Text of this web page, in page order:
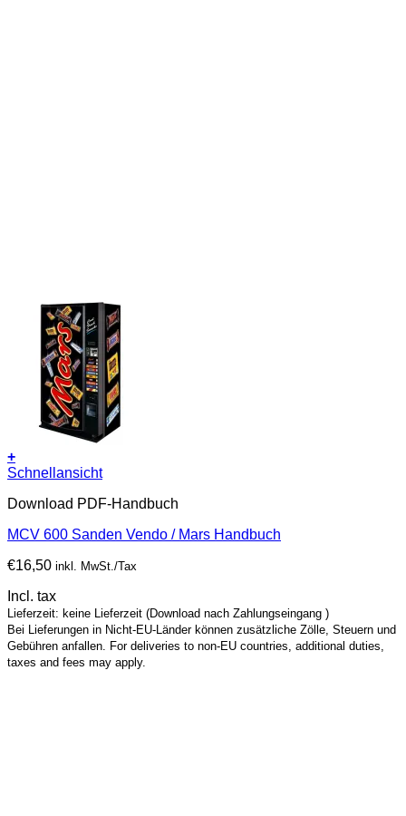
+
Schnellansicht
Download PDF-Handbuch
MCV 600 Sanden Vendo / Mars Handbuch
€16,50 inkl. MwSt./Tax
Incl. tax
Lieferzeit: keine Lieferzeit (Download nach Zahlungseingang )
Bei Lieferungen in Nicht-EU-Länder können zusätzliche Zölle, Steuern und
Gebühren anfallen. For deliveries to non-EU countries, additional duties,
taxes and fees may apply.